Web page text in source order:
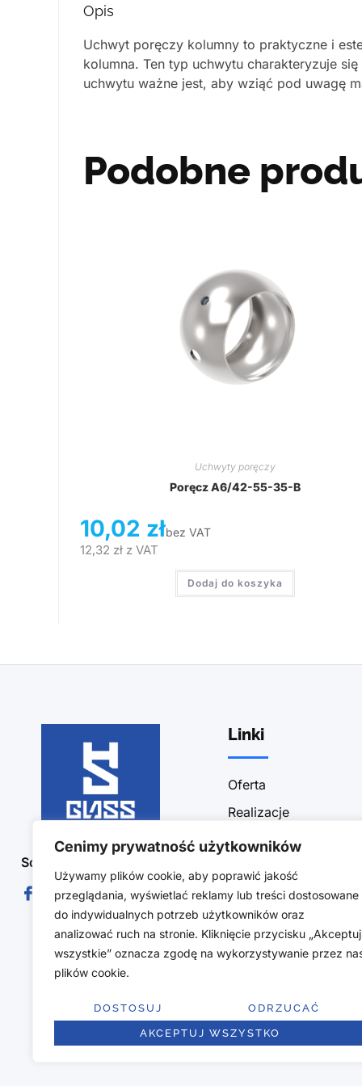
Cenimy prywatność użytkowników
Używamy plików cookie, aby poprawić jakość
przeglądania, wyświetlać reklamy lub treści dostosowane
do indywidualnych potrzeb użytkowników oraz
analizować ruch na stronie. Kliknięcie przycisku „Akceptuj
wszystkie” oznacza zgodę na wykorzystywanie przez
plików cookie.
DOSTOSUJ ODRZUCAĆ
AKCEPTUJ WSZYSTKO
Opis
Uchwyt poręczy kolumny to praktyczne i
kolumna. Ten typ uchwytu charakteryzuje
uchwytu ważne jest, aby wziąć pod uwagę
Podobne
Uchwyty poręczy
Poręcz A6/42-55-35-B
10,02 złbez VAT
12,32 zł z VAT
Dodaj do koszyka
Social Media :
Linki
Oferta
Realizacje
Sklep
Kontakt
Polityka prywatności
Obszar działalności
Polityka zwrotów